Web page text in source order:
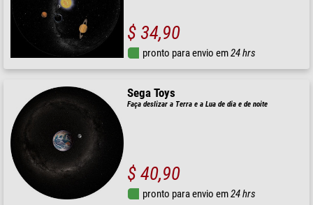
$ 34,90
pronto para envio em24 hrs
Sega Toys
Faça deslizar a Terra e a Lua de dia e de noite
$ 40,90
pronto para envio em24 hrs